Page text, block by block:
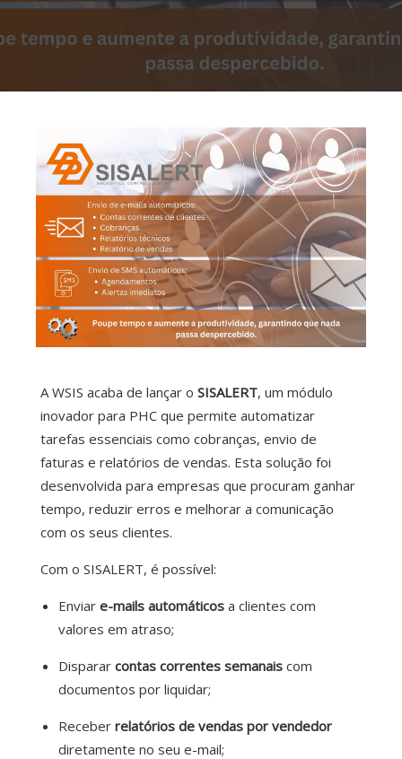
A WSIS acaba de lançar o SISALERT, um módulo
inovador para PHC que permite automatizar
tarefas essenciais como cobranças, envio de
faturas e relatórios de vendas. Esta solução foi
desenvolvida para empresas que procuram ganhar
tempo, reduzir erros e melhorar a comunicação
com os seus clientes.
Com o SISALERT, é possível:
Enviar e-mails automáticos a clientes com
valores em atraso;
Disparar contas correntes semanais com
documentos por liquidar;
Receber relatórios de vendas por vendedor
diretamente no seu e-mail;